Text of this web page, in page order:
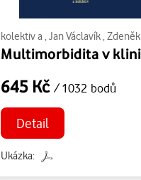
kolektiv a
kolektiv a , Jan Václavík, Zdeněk
645 Kč / 1032 bodů
Detail
Ukázka: